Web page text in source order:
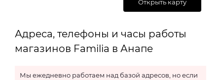
Открыть карту
Адреса, телефоны и часы работы
магазинов Familia в Анапе
Мы ежедневно работаем над базой адресов, но если